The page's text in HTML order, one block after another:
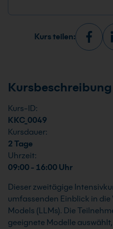
Kurs teilen:
Kursbeschreibung
Kurs-ID:
KKC_0049
Kursdauer:
2 Tage
Uhrzeit:
09:00 - 16:00 Uhr
Dieser zweitägige
umfassenden Einblick in
Models (LLMs). Die
geeignete Modelle